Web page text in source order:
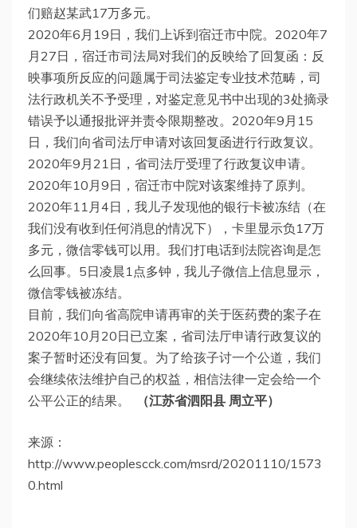
们赔赵某武17万多元。
2020年6月19日，我们上诉到宿迁市中院。2020年7
月27日，宿迁市司法局对我们的反映给了回复函：反
映事项所反应的问题属于司法鉴定专业技术范畴，司
法行政机关不予受理，对鉴定意见书中出现的3处摘录
错误予以通报批评并责令限期整改。2020年9月15
日，我们向省司法厅申请对该回复函进行行政复议。
2020年9月21日，省司法厅受理了行政复议申请。
2020年10月9日，宿迁市中院对该案维持了原判。
2020年11月4日，我儿子发现他的银行卡被冻结（在
我们没有收到任何消息的情况下），卡里显示负17万
多元，微信零钱可以用。我们打电话到法院咨询是怎
么回事。5日凌晨1点多钟，我儿子微信上信息显示，
微信零钱被冻结。
目前，我们向省高院申请再审的关于医药费的案子在
2020年10月20日已立案，省司法厅申请行政复议的
案子暂时还没有回复。为了给孩子讨一个公道，我们
会继续依法维护自己的权益，相信法律一定会给一个
公平公正的结果。
（江苏省泗阳县 周立平）
来源：
http://www.peoplescck.com/msrd/20201110/1573
0.html